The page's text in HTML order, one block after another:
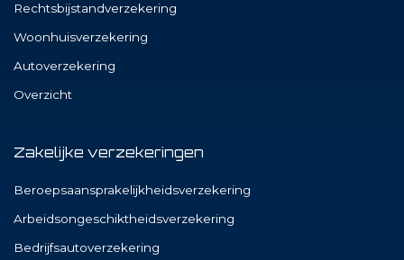
Rechtsbijstandverzekering
Woonhuisverzekering
Autoverzekering
Overzicht
Zakelijke verzekeringen
Beroepsaansprakelijkheidsverzekering
Arbeidsongeschiktheidsverzekering
Bedrijfsautoverzekering